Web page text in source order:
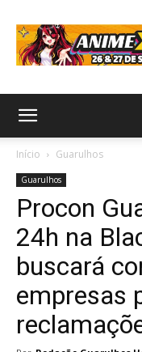
Início Guarulhos
Guarulhos
Procon
24h na
buscará
empresas